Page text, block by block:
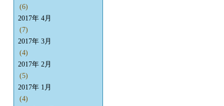
(6)
2017年 4月
(7)
2017年 3月
(4)
2017年 2月
(5)
2017年 1月
(4)